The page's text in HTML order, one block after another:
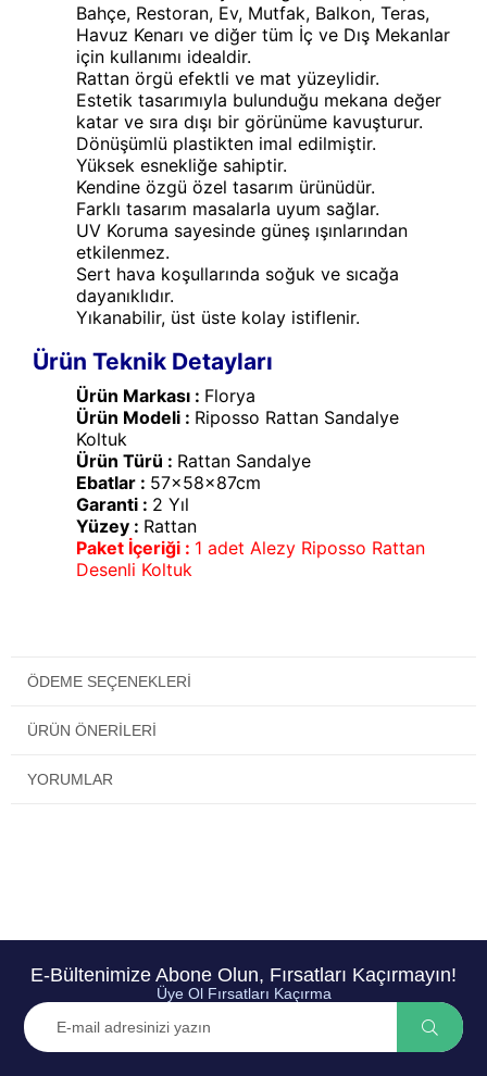
Bahçe, Restoran, Ev, Mutfak, Balkon, Teras,
Havuz Kenarı ve diğer tüm İç ve Dış Mekanlar
için kullanımı idealdir.
Rattan örgü efektli ve mat yüzeylidir.
Estetik tasarımıyla bulunduğu mekana değer
katar ve sıra dışı bir görünüme kavuşturur.
Dönüşümlü plastikten imal edilmiştir.
Yüksek esnekliğe sahiptir.
Kendine özgü özel tasarım ürünüdür.
Farklı tasarım masalarla uyum sağlar.
UV Koruma sayesinde güneş ışınlarından
etkilenmez.
Sert hava koşullarında soğuk ve sıcağa
dayanıklıdır.
Yıkanabilir, üst üste kolay istiflenir.
Ürün Teknik Detayları
Ürün Markası : Florya
Ürün Modeli : Riposso Rattan Sandalye
Koltuk
Ürün Türü : Rattan Sandalye
Ebatlar : 57x58x87cm
Garanti : 2 Yıl
Yüzey : Rattan
Paket İçeriği : 1 adet Alezy Riposso Rattan
Desenli Koltuk
ÖDEME SEÇENEKLERI
ÜRÜN ÖNERILERI
YORUMLAR
E-Bültenimize Abone Olun, Fırsatları Kaçırmayın!
Üye Ol Fırsatları Kaçırma